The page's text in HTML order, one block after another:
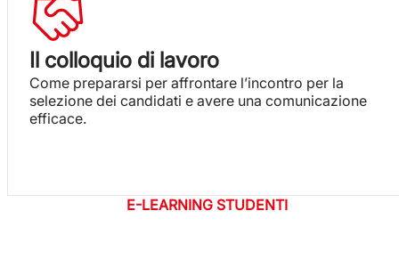
Il colloquio di lavoro
Come prepararsi per affrontare l’incontro per la
selezione dei candidati e avere una comunicazione
efficace.
E-LEARNING STUDENTI